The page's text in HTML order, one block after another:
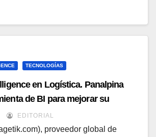
TECNOLOGÍAS
en Logística. Panalpina
de BI para mejorar su
sus datos
EDITORIAL
proveedor global de